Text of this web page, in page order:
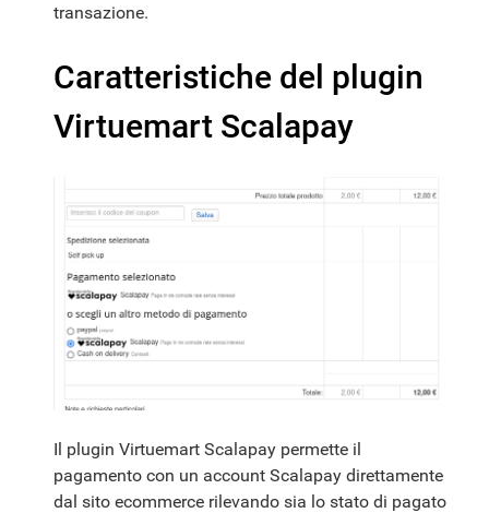
transazione.
Caratteristiche del plugin
Virtuemart Scalapay
Il plugin Virtuemart Scalapay permette il
pagamento con un account Scalapay direttamente
dal sito ecommerce rilevando sia lo stato di pagato